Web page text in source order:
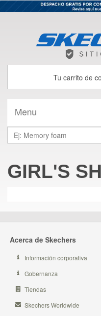
Tu carrito de
Menu
GIRL'S
Acerca de Skechers
Información corporativa
Gobernanza
Tiendas
Skechers Worldwide